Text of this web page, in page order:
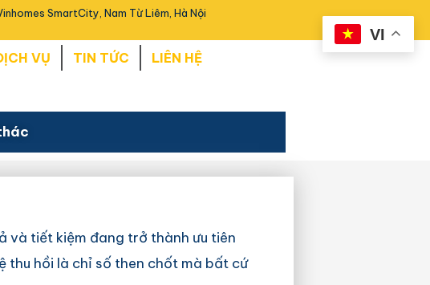
SmartCity, Nam Từ Liêm, Hà Nội
VỤ TIN TỨC LIÊN HỆ
và tiết kiệm đang trở thành ưu tiên
thu hồi là chỉ số then chốt mà bất cứ
VI